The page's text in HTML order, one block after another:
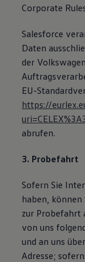
Corporate
Salesforce
Daten
der
EU-
https://
abrufen.
3. Probefahrt
Sofern Sie
haben, können
zur Probefahrt
von uns
und an uns
Adresse;